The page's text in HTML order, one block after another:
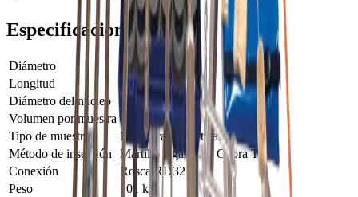
Especificaciones
Diámetro
90 mm
Longitud
Hasta 1 metro
Diámetro del núcleo
84 mm
Volumen por muestra 6.950 ml
Tipo de muestra
No alterada, vertical
Método de inserción
Martillo a gasolina Cobra TT
Conexión
Rosca RD32
Peso
101 kg